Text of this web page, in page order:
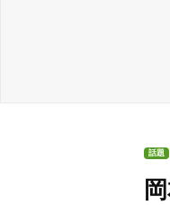
話題